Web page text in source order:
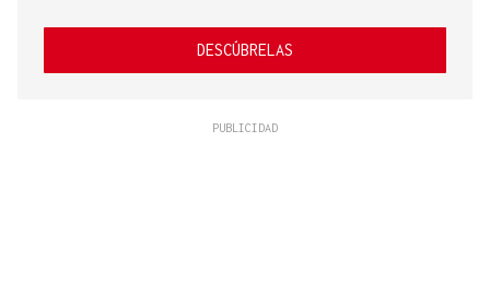
DESCÚBRELAS